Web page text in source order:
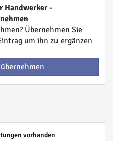
Handwerker -
Übernehmen Sie
um ihn zu ergänzen
vorhanden